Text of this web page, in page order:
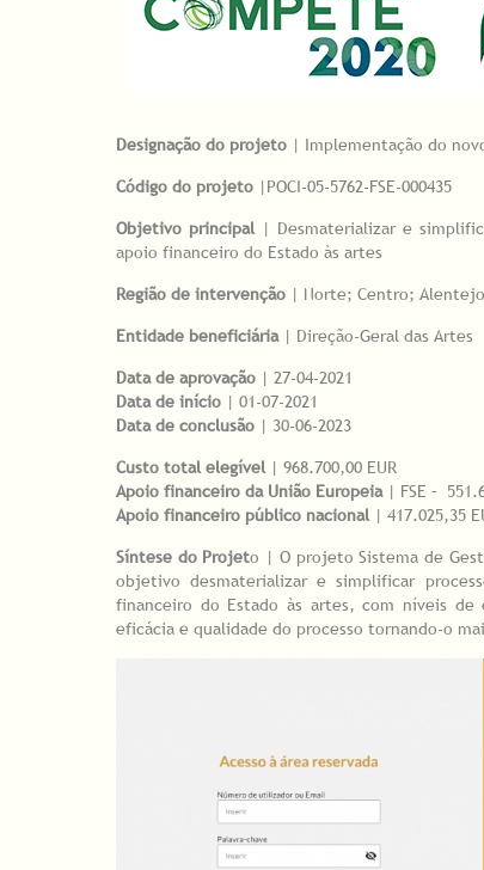
Designação do projeto | Implementação do
Código do projeto |POCI-05-5762-FSE-000435
Objetivo principal| Desmaterializar e
apoio financeiro do Estado às artes
Região de intervenção | Norte; Centro;
Entidade beneficiária| Direção-Geral das Artes
Data de aprovação | 27-04-2021
Data de início | 01-07-2021
Data de conclusão | 30-06-2023
Custo total elegível | 968.700,00 EUR
Apoio financeiro da União Europeia| FSE –
Apoio financeiro público nacional | 417.025,35
Síntese do Projeto | O projeto Sistema de
objetivo desmaterializar e simplificar
financeiro do Estado às artes, com níveis
eficácia e qualidade do processo tornando-o